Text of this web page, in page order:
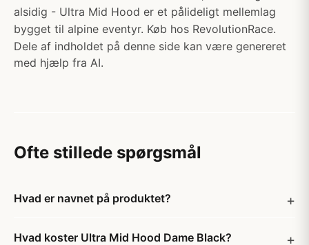
alsidig - Ultra Mid Hood er et pålideligt mellemlag
bygget til alpine eventyr. Køb hos RevolutionRace.
Dele af indholdet på denne side kan være genereret
med hjælp fra AI.
Ofte stillede spørgsmål
Hvad er navnet på produktet?
Hvad koster Ultra Mid Hood Dame Black?